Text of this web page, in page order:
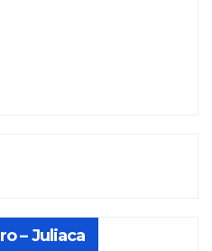
– Juliaca